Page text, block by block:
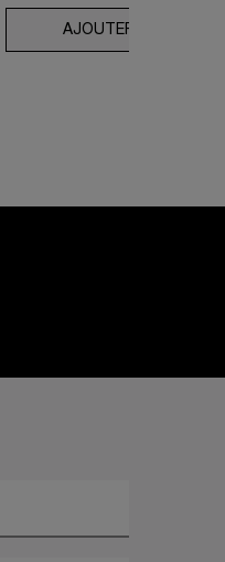
ABSOLUE LONGEVITY LA
AJOUTER AU PANIER